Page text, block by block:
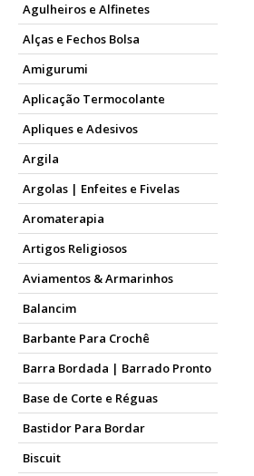
Agulheiros e Alfinetes
Alças e Fechos Bolsa
Amigurumi
Aplicação Termocolante
Apliques e Adesivos
Argila
Argolas | Enfeites e Fivelas
Aromaterapia
Artigos Religiosos
Aviamentos & Armarinhos
Balancim
Barbante Para Crochê
Barra Bordada | Barrado Pronto
Base de Corte e Réguas
Bastidor Para Bordar
Biscuit